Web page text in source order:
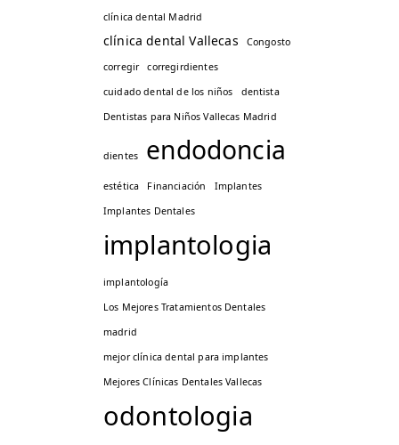
clínica dental Madrid
clínica dental Vallecas
Congosto
corregir
corregirdientes
cuidado dental de los niños
dentista
Dentistas para Niños Vallecas Madrid
dientes endodoncia
estética Financiación
Implantes
Implantes Dentales
implantologia
implantología
Los Mejores Tratamientos Dentales
madrid
mejor clínica dental para implantes
Mejores Clínicas Dentales Vallecas
odontologia